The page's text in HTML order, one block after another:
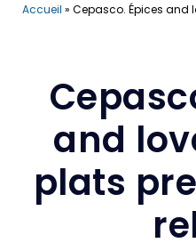
Accueil » Cepasco. Épices and
and
plats